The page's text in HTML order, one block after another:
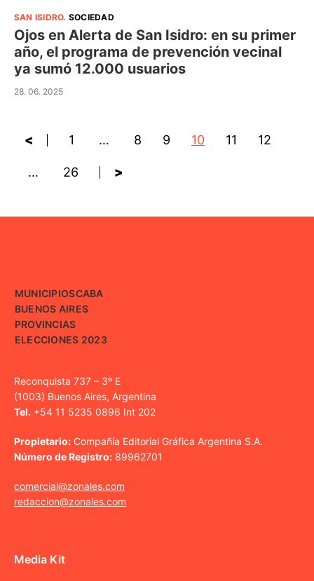
SAN ISIDRO. SOCIEDAD
Ojos en Alerta de San Isidro: en su primer
año, el programa de prevención vecinal
ya sumó 12.000 usuarios
28. 06. 2025
< 1 … 8 9 10 11 12
… 26 >
MUNICIPIOSCABA
BUENOS AIRES
PROVINCIAS
ELECCIONES 2023
Reconquista 737 – 3º E
(1003) Buenos Aires, Argentina
Tel. +54 11 5235 0896 Int 202
Propietario: Compañía Editorial Gráfica Argentina S.A.
Número de Registro: 89962701
comercial@zonales.com
redaccion@zonales.com
Media Kit